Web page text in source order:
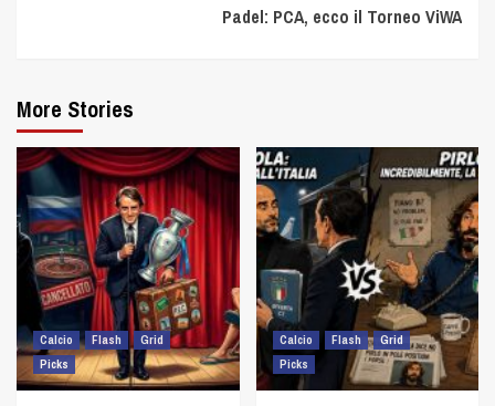
Padel: PCA, ecco il Torneo ViWA
More Stories
Calcio Flash
Grid
Picks
Calcio Flash
Grid
Picks